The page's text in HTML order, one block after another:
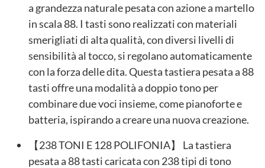
a grandezza naturale pesata con azione a martello
in scala 88. I tasti sono realizzati con materiali
smerigliati di alta qualità, con diversi livelli di
sensibilità al tocco, si regolano automaticamente
con la forza delle dita. Questa tastiera pesata a 88
tasti offre una modalità a doppio tono per
combinare due voci insieme, come pianoforte e
batteria, ispirando a creare una nuova creazione.
【238 TONI E 128 POLIFONIA】 La tastiera
pesata a 88 tasti caricata con 238 tipi di tono